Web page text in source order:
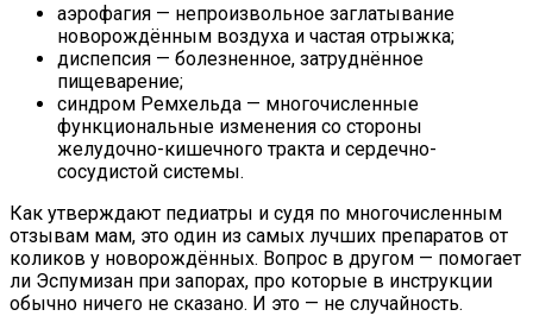
аэрофагия — непроизвольное заглатывание
новорождённым воздуха и частая отрыжка;
диспепсия — болезненное, затруднённое
пищеварение;
синдром Ремхельда — многочисленные
функциональные изменения со стороны
желудочно-кишечного тракта и сердечно-
сосудистой системы.
Как утверждают педиатры и судя по многочисленным
отзывам мам, это один из самых лучших препаратов от
коликов у новорождённых. Вопрос в другом — помогает
ли Эспумизан при запорах, про которые в инструкции
обычно ничего не сказано. И это — не случайность.